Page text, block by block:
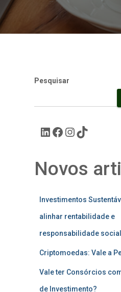
Pesquisar
Novos
Investimentos
alinhar rentabilidade e
responsabilidade
Criptomoedas: Vale a
Vale ter Consórcios
de Investimento?